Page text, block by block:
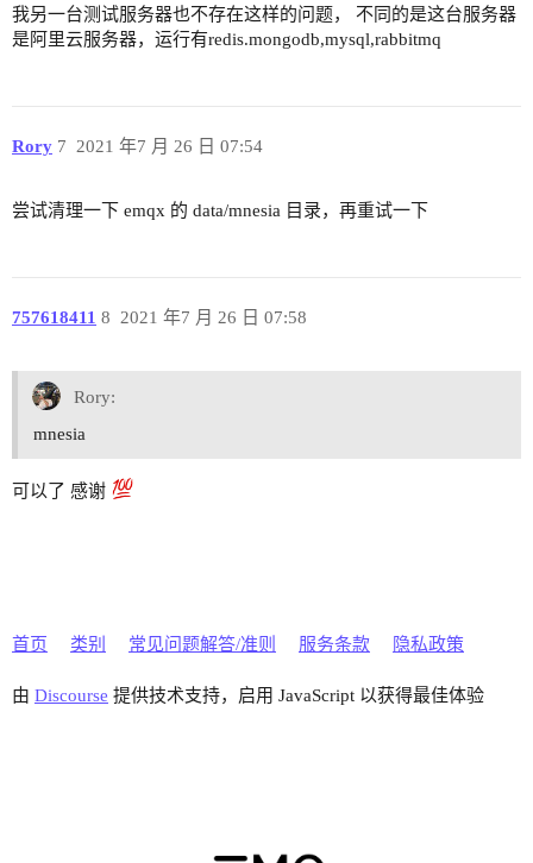
我另一台测试服务器也不存在这样的问题， 不同的是这台服务器
是阿里云服务器，运行有redis.mongodb,mysql,rabbitmq
Rory 2021 年7 月 26 日 07:54
7
尝试清理一下 emqx 的 data/mnesia 目录，再重试一下
757618411 2021 年7 月 26 日 07:58
8
Rory:
mnesia
可以了 感谢
首页 类别 常见问题解答/准则 服务条款 隐私政策
由 Discourse 提供技术支持，启用 JavaScript 以获得最佳体验